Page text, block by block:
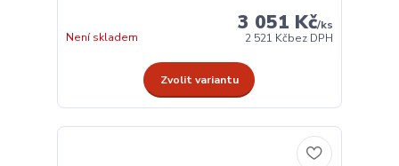
3 051 Kč/ks
2 521 Kčbez DPH
Není skladem
Zvolit variantu